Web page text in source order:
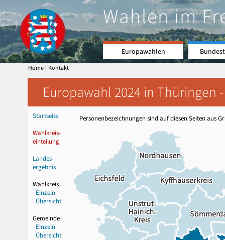
Wahlen im
Europawahlen
Home | Kontakt
Europawahl 2024 in Thüringen
Startseite
Wahlkreis-
einteilung
Landes-
ergebnis
Wahlkreis
Einzeln
Übersicht
Gemeinde
Einzeln
Übersicht
Personenbezeichnungen sind auf diesen Seiten aus